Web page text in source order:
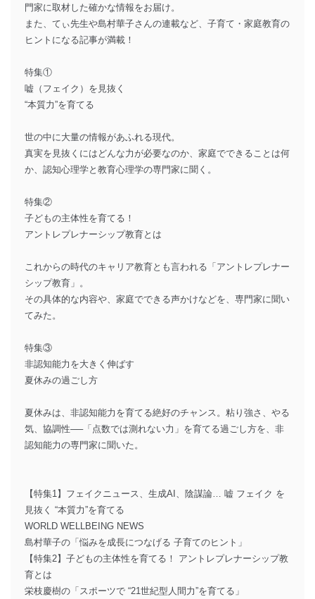
門家に取材した確かな情報をお届け。
また、てぃ先生や島村華子さんの連載など、子育て・家庭教育の
ヒントになる記事が満載！
特集①
嘘（フェイク）を見抜く
“本質力”を育てる
世の中に大量の情報があふれる現代。
真実を見抜くにはどんな力が必要なのか、家庭でできることは何
か、認知心理学と教育心理学の専門家に聞く。
特集②
子どもの主体性を育てる！
アントレプレナーシップ教育とは
これからの時代のキャリア教育とも言われる「アントレプレナー
シップ教育」。
その具体的な内容や、家庭でできる声かけなどを、専門家に聞い
てみた。
特集③
非認知能力を大きく伸ばす
夏休みの過ごし方
夏休みは、非認知能力を育てる絶好のチャンス。粘り強さ、やる
気、協調性──「点数では測れない力」を育てる過ごし方を、非
認知能力の専門家に聞いた。
【特集1】フェイクニュース、生成AI、陰謀論… 嘘 フェイク を
見抜く “本質力”を育てる
WORLD WELLBEING NEWS
島村華子の「悩みを成長につなげる 子育てのヒント」
【特集2】子どもの主体性を育てる！ アントレプレナーシップ教
育とは
栄枝慶樹の「スポーツで “21世紀型人間力”を育てる」